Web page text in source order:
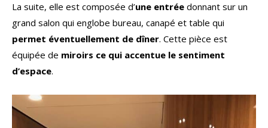
La suite, elle est composée d’une entrée donnant sur un
grand salon qui englobe bureau, canapé et table qui
permet éventuellement de dîner. Cette pièce est
équipée de miroirs ce qui accentue le sentiment
d’espace.